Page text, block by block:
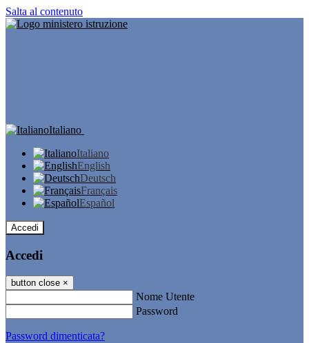
Salta al contenuto
Italiano
Italiano
English
Deutsch
Français
Español
Accedi
Accedi
button close ×
Nome Utente
Password
Password dimenticata?